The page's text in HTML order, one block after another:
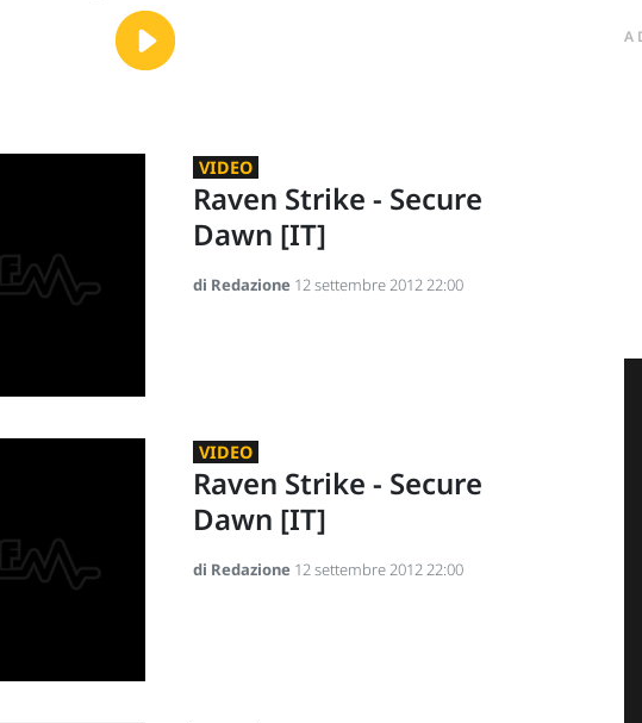
VIDEO
Raven Strike - Secure
Dawn [IT]
di Redazione 12 settembre 2012 22:00
VIDEO
Raven Strike - Secure
Dawn [IT]
di Redazione 12 settembre 2012 22:00